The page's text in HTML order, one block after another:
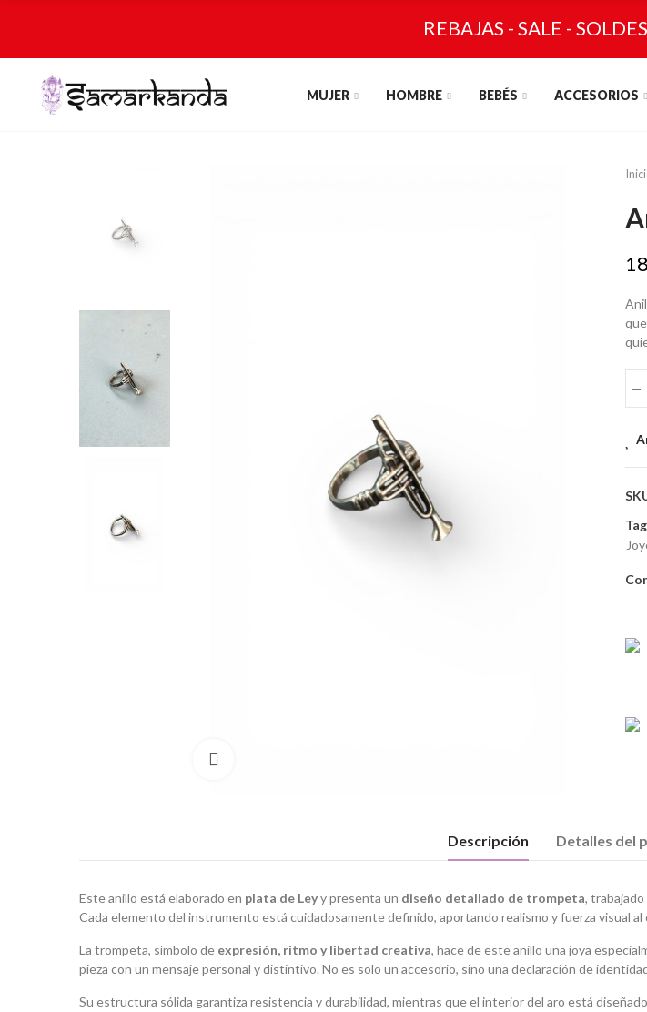
REBAJAS - SALE -
MUJER HOMBRE BEBÉS ACCESORIOS
Descripción Detalles del
Este anillo está elaborado en plata de Leyy presenta un diseño detallado de trompeta,
Cada elemento del instrumento está cuidadosamente definido, aportando realismo y fuerza visual al
La trompeta, símbolo de expresión, ritmo y libertad creativa, hace de este anillo una joya
pieza con un mensaje personal y distintivo. No es solo un accesorio, sino una declaración de
Su estructura sólida garantiza resistencia y durabilidad, mientras que el interior del aro está